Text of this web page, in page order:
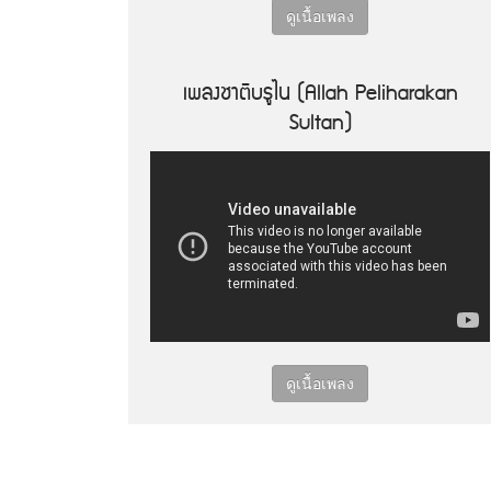
ดูเนื้อเพลง
เพลงชาติบรูไน (Allah Peliharakan
Sultan)
ดูเนื้อเพลง